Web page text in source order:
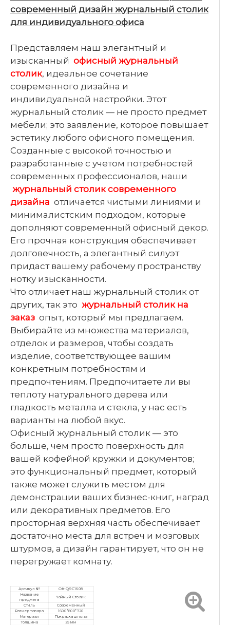
современный дизайн журнальный столик
для индивидуального офиса
Представляем наш элегантный и
изысканный офисный журнальный
столик, идеальное сочетание
современного дизайна и
индивидуальной настройки. Этот
журнальный столик — не просто предмет
мебели; это заявление, которое повышает
эстетику любого офисного помещения.
Созданные с высокой точностью и
разработанные с учетом потребностей
современных профессионалов, наши
журнальный столик современного
дизайна отличается чистыми линиями и
минималистским подходом, которые
дополняют современный офисный декор.
Его прочная конструкция обеспечивает
долговечность, а элегантный силуэт
придаст вашему рабочему пространству
нотку изысканности.
Что отличает наш журнальный столик от
других, так это журнальный столик на
заказ опыт, который мы предлагаем.
Выбирайте из множества материалов,
отделок и размеров, чтобы создать
изделие, соответствующее вашим
конкретным потребностям и
предпочтениям. Предпочитаете ли вы
теплоту натурального дерева или
гладкость металла и стекла, у нас есть
варианты на любой вкус.
Офисный журнальный столик — это
больше, чем просто поверхность для
вашей кофейной кружки и документов;
это функциональный предмет, который
также может служить местом для
демонстрации ваших бизнес-книг, наград
или декоративных предметов. Его
просторная верхняя часть обеспечивает
достаточно места для встреч и мозговых
штурмов, а дизайн гарантирует, что он не
перегружает комнату.
Артикул №
ОК-QS-C1608
Название
предмета
Чайный Столик
Стиль
Современный
Размер товара 1600*800*720
Материал Покраска шпона
Толщина 25 мм